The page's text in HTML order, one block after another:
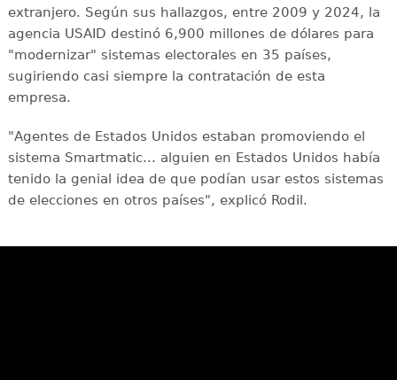
extranjero. Según sus hallazgos, entre 2009 y 2024, la
agencia USAID destinó 6,900 millones de dólares para
"modernizar" sistemas electorales en 35 países,
sugiriendo casi siempre la contratación de esta
empresa.
"Agentes de Estados Unidos estaban promoviendo el
sistema Smartmatic... alguien en Estados Unidos había
tenido la genial idea de que podían usar estos sistemas
de elecciones en otros países", explicó Rodil.